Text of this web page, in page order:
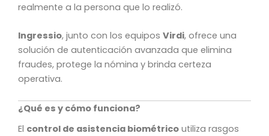
realmente a la persona que lo realizó.
Ingressio, junto con los equipos Virdi, ofrece una
solución de autenticación avanzada que elimina
fraudes, protege la nómina y brinda certeza
operativa.
¿Qué es y cómo funciona?
El control de asistencia biométrico utiliza rasgos